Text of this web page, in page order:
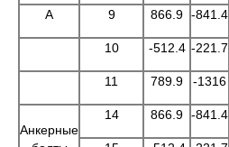
A 9 866.9 -841.4
10 -512.4 -221.7
11 789.9 -1316
Анкерные
14 866.9 -841.4